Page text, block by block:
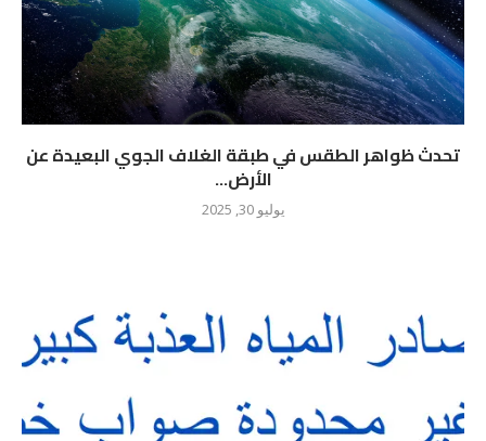
تحدث ظواهر الطقس في طبقة الغلاف الجوي البعيدة عن
الأرض...
يوليو 30, 2025